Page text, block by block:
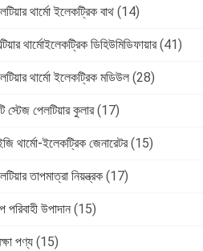
থার্মো ইলেকট্রিক বাথ (14)
থার্মোইলেকট্রিক ডিহিউমিডিফায়ার (41)
থার্মো ইলেকট্রিক মডিউল (28)
স্টেজ পেলটিয়ার কুলার (17)
থার্মো-ইলেকট্রিক জেনারেটর (15)
তাপমাত্রা নিয়ন্ত্রক (17)
পরিবাহী উপাদান (15)
পণ্য (15)